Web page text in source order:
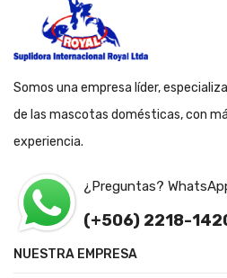
Somos una empresa líder,
de las mascotas domésticas, con
experiencia.
¿Preguntas?
(+506) 2218-
NUESTRA EMPRESA